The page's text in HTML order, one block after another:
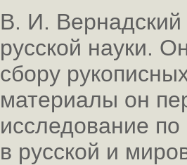
В. И. Вернадский
русской науки.
сбору
материалы он
исследование
в русской и